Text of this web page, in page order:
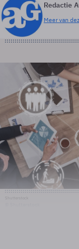
Redactie
Meer van